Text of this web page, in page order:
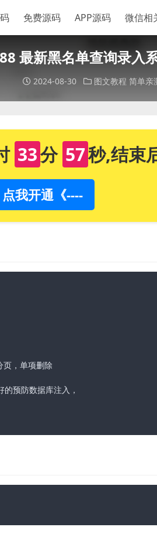
免费源码 APP源码 微信相
最新黑名单查询录入
2024-08-30 图文教程 简单亲
33分 57秒,结束
我开通《----
，单项删除
预防数据库注入，